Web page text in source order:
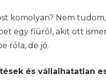
komolyan? Nem
egy fiúról, akit ott
róla, de jó.
és vállalhatatlan